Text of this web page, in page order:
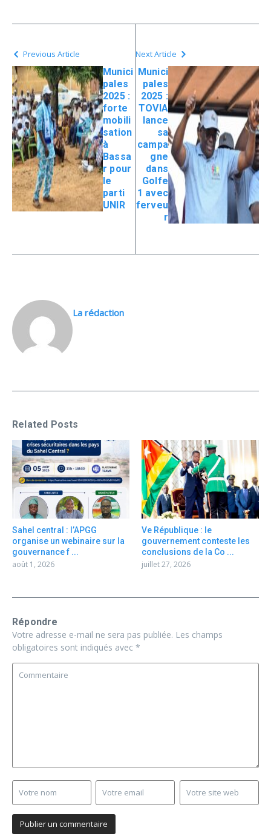
Previous Article
Munici
pales
2025 :
forte
mobili
sation
à
Bassa
r pour
le
parti
UNIR
Next Article
Munici
pales
2025 :
TOVIA
lance
sa
campa
gne
dans
Golfe
1 avec
ferveu
r
La rédaction
Related Posts
Sahel central : l’APGG
organise un webinaire sur la
gouvernance f ...
août 1, 2026
Ve République : le
gouvernement conteste les
conclusions de la Co ...
juillet 27, 2026
Répondre
Votre adresse e-mail ne sera pas publiée. Les champs
obligatoires sont indiqués avec *